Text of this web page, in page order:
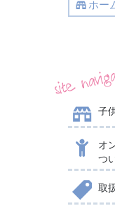
ホー
site
子
オ
つ
取